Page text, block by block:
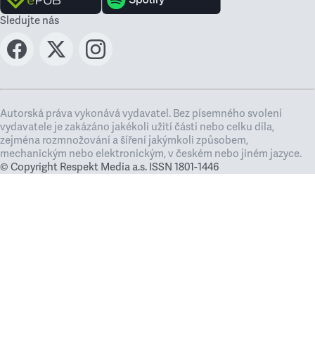
Sledujte nás
Autorská práva vykonává vydavatel. Bez písemného svolení
vydavatele je zakázáno jakékoli užití částí nebo celku díla,
zejména rozmnožování a šíření jakýmkoli způsobem,
mechanickým nebo elektronickým, v českém nebo jiném jazyce.
© Copyright Respekt Media a.s. ISSN 1801-1446